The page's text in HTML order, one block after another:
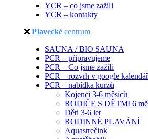
YCR – co jsme zažili
YCR – kontakty
Plavecké centrum
SAUNA / BIO SAUNA
PCR – připravujeme
PCR – Co jsme zažili
PCR – rozvrh v google
PCR – nabídka kurzů
Kojenci 3-6 měsíců
RODIČE S DĚTMI 6
Děti 3-6 let
RODINNÉ PLAVÁNÍ
Aquastrečink